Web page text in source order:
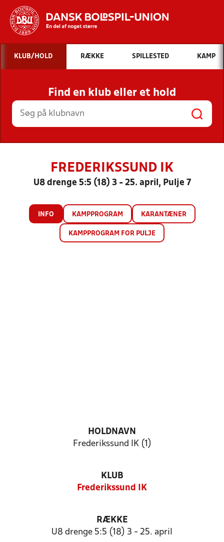
Hvad vil du søge efter?
INDHOLD OG NYHEDER
STILLINGER, RESULTATER, KLUBBER OG
HOLD
KLUB/HOLD RÆKKE SPILLESTED KAMP
Find en klub eller et hold
FREDERIKSSUND IK
U8 drenge 5:5 (18) 3 - 25. april, Pulje 7
INFO KAMPPROGRAM KARANTÆNER
KAMPPROGRAM FOR PULJE
HOLDNAVN
Frederikssund IK (1)
KLUB
Frederikssund IK
RÆKKE
U8 drenge 5:5 (18) 3 - 25. april